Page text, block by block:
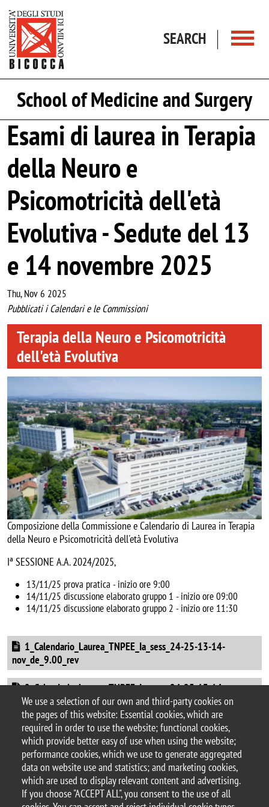
We use a selection of our own and third-party cookies on
the pages of this website: Essential cookies, which are
required in order to use the website; functional cookies,
which provide better easy of use when using the website;
performance cookies, which we use to generate aggregated
data on website use and statistics; and marketing cookies,
which are used to display relevant content and advertising.
If you choose "ACCEPT ALL", you consent to the use of all
SEARCH
School of Medicine and Surgery
Esami di laurea in Terapia
della Neuro e
Psicomotricità dell'età
Evolutiva - Sedute del 13
e 14 novembre 2025
Thu, Nov 6 2025
Pubblicati i Calendari e le Commissioni
Terapia della Neuro e Psicomotricità
dell'età Evolutiva
Composizione della Commissione e Calendario di Laurea in Terapia
della Neuro e Psicomotricità dell'età Evolutiva
Iª SESSIONE A.A. 2024/2025,
13/11/25 prova pratica - inizio ore 9:00
14/11/25 discussione elaborato gruppo 1 - inizio ore 09:00
14/11/25 discussione elaborato gruppo 2 - inizio ore 11:30
Document1_Calendario_Laurea_TNPEE_Ia_sess_24-25-13-14-
nov_de_9.00_rev
Document2_Calendario_Laurea_TNPEE_Ia_sess_24-25-13-14-
nov_de_11.30_rev
Categoria news
Sedute di Laurea
© 2025 University of Milano-Bicocca